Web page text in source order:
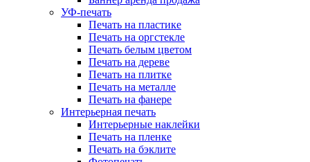
УФ-печать
Печать на пластике
Печать на оргстекле
Печать белым цветом
Печать на дереве
Печать на плитке
Печать на металле
Печать на фанере
Интерьерная печать
Интерьерные наклейки
Печать на пленке
Печать на бэклите